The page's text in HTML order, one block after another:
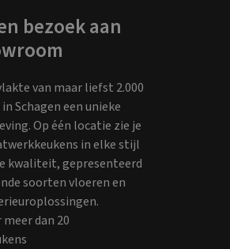
bezoek aan
van maar liefst 2.000
Schagen een unieke
Op één locatie zie je
in elke stijl
kwaliteit, gepresenteerd
soorten vloeren en
dan 20